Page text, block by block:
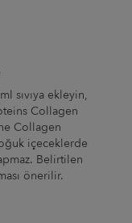
sıvıya ekleyin,
Collagen
Collagen
içeceklerde
Belirtilen
önerilir.